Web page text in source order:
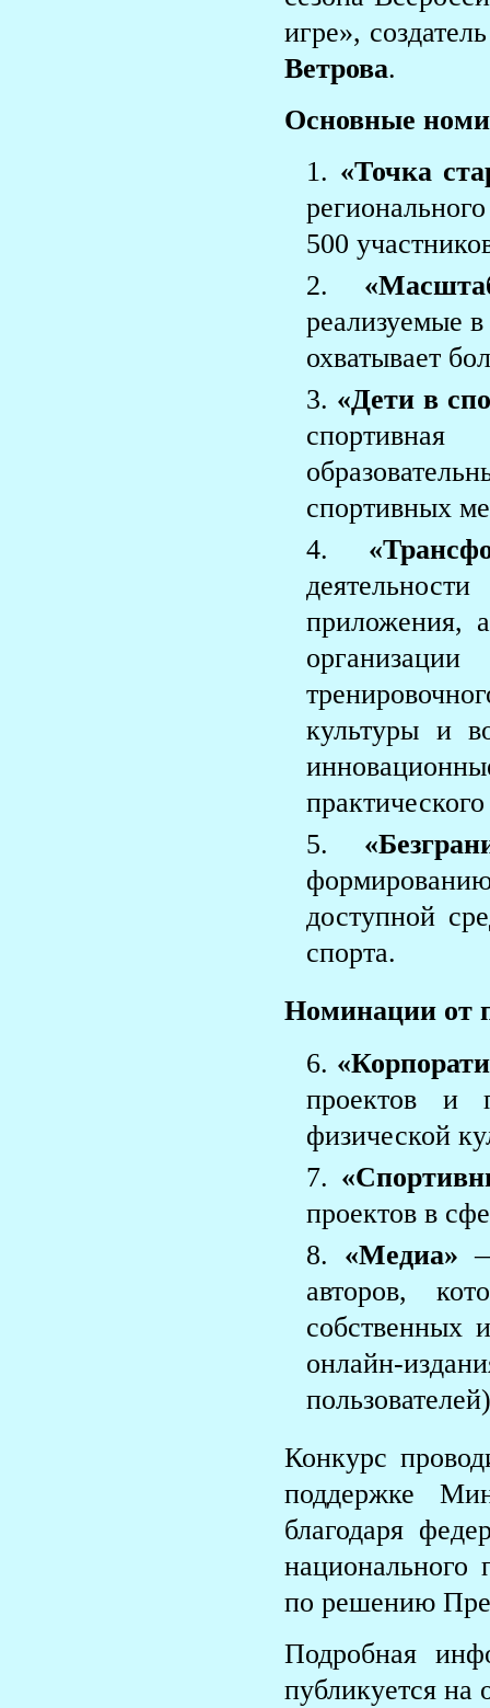
игре»,
Ветрова.
Основные
«Точка
500
реализуемые
охватывает
«Дети в
спортивная
спортивных
приложения,
культуры и
доступной
спорта.
Номинации от
проектов и
физической
проектов в
«Медиа»
авторов,
собственных
онлайн-
Конкурс
поддержке
благодаря
национального
по решению
Подробная
публикуется на